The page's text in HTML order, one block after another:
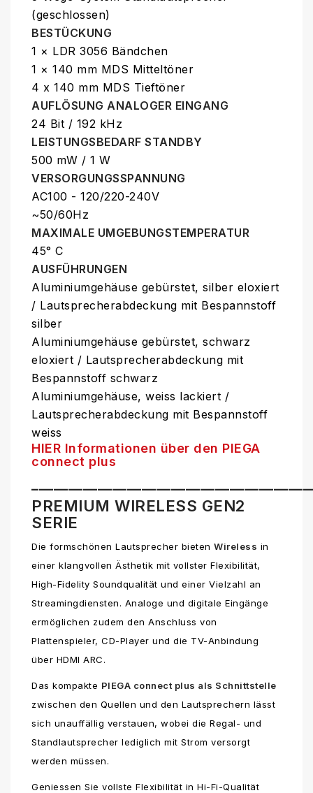
(geschlossen)
BESTÜCKUNG
1 × LDR 3056 Bändchen
1 × 140 mm MDS Mitteltöner
4 x 140 mm MDS Tieftöner
AUFLÖSUNG ANALOGER EINGANG
24 Bit / 192 kHz
LEISTUNGSBEDARF STANDBY
500 mW / 1 W
VERSORGUNGSSPANNUNG
AC100 - 120/220-240V
~50/60Hz
MAXIMALE UMGEBUNGSTEMPERATUR
45° C
AUSFÜHRUNGEN
Aluminiumgehäuse gebürstet, silber eloxiert
/ Lautsprecherabdeckung mit Bespannstoff
silber
Aluminiumgehäuse gebürstet, schwarz
eloxiert / Lautsprecherabdeckung mit
Bespannstoff schwarz
Aluminiumgehäuse, weiss lackiert /
Lautsprecherabdeckung mit Bespannstoff
weiss
HIER Informationen über den PIEGA
connect plus
PREMIUM WIRELESS GEN2
SERIE
Die formschönen Lautsprecher bieten Wireless in
einer klangvollen Ästhetik mit vollster Flexibilität,
High-Fidelity Soundqualität und einer Vielzahl an
Streamingdiensten. Analoge und digitale Eingänge
ermöglichen zudem den Anschluss von
Plattenspieler, CD-Player und die TV-Anbindung
über HDMI ARC.
Das kompakte PIEGA connect plus als Schnittstelle
zwischen den Quellen und den Lautsprechern lässt
sich unauffällig verstauen, wobei die Regal- und
Standlautsprecher lediglich mit Strom versorgt
werden müssen.
Geniessen Sie vollste Flexibilität in Hi-Fi-Qualität